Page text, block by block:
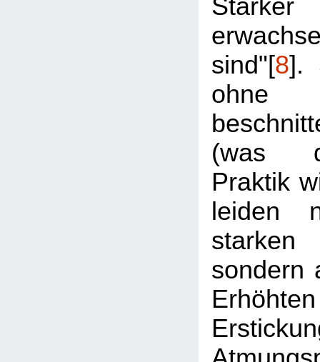
sind"[8].
ohne
(was
Praktik
leiden
sondern
Erhöhten